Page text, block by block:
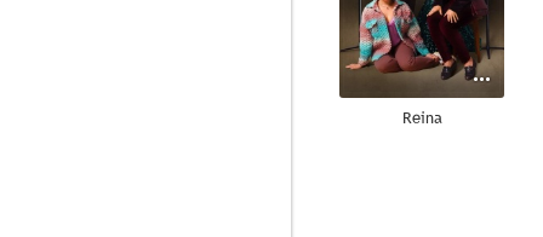
Reina